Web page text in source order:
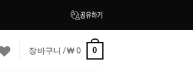
장바구니 /₩0 0